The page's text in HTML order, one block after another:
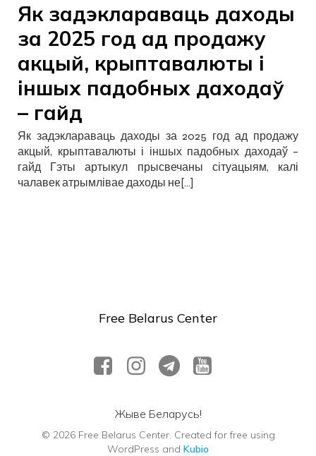
Як задэклараваць даходы
за 2025 год ад продажу
акцый, крыптавалюты і
іншых падобных даходаў
– гайд
Як задэклараваць даходы за 2025 год ад продажу
акцый, крыптавалюты і іншых падобных даходаў –
гайд Гэты артыкул прысвечаны сітуацыям, калі
чалавек атрымлівае даходы не[…]
Free Belarus Center
Жыве Беларусь!
© 2026 Free Belarus Center. Created for free using
WordPress and Kubio